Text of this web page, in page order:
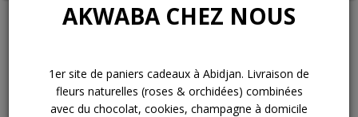
» Produits identifiés “roses naturelles abidjan”
AKWABA CHEZ NOUS
1er site de paniers cadeaux à Abidjan. Livraison de
fleurs naturelles (roses & orchidées) combinées
avec du chocolat, cookies, champagne à domicile